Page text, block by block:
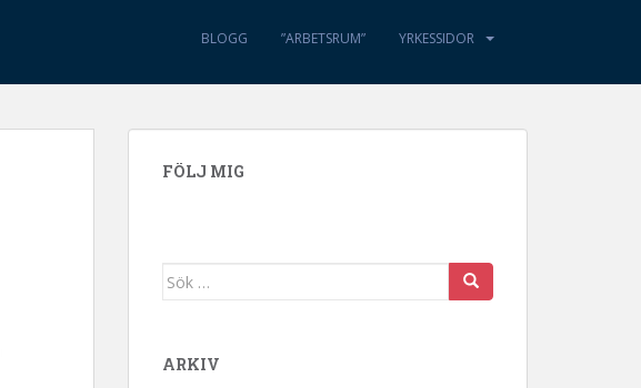
BLOGG ”ARBETSRUM” YRKESSIDOR
FÖLJ MIG
Sök efter:
ARKIV